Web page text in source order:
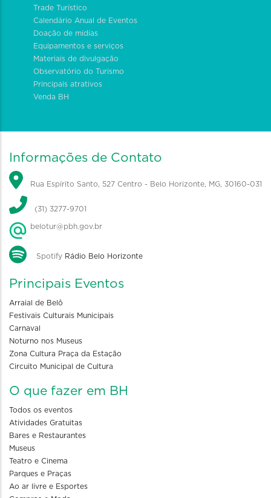
Trade Turístico
Calendário Anual de Eventos
Doação de mídias
Equipamentos e serviços
Materiais de divulgação
Observatório do Turismo
Principais atrativos
Venda BH
Informações de Contato
Rua Espírito Santo, 527 Centro - Belo Horizonte, MG, 30160-031
(31) 3277-9701
belotur@pbh.gov.br
Spotify Rádio Belo Horizonte
Principais Eventos
Arraial de Belô
Festivais Culturais Municipais
Carnaval
Noturno nos Museus
Zona Cultura Praça da Estação
Circuito Municipal de Cultura
O que fazer em BH
Todos os eventos
Atividades Gratuitas
Bares e Restaurantes
Museus
Teatro e Cinema
Parques e Praças
Ao ar livre e Esportes